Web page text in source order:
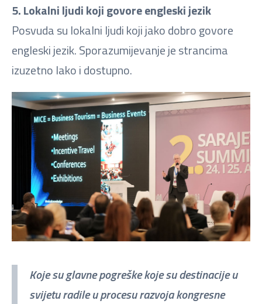
5. Lokalni ljudi koji govore engleski jezik
Posvuda su lokalni ljudi koji jako dobro govore
engleski jezik. Sporazumijevanje je strancima
izuzetno lako i dostupno.
Koje su glavne pogreške koje su destinacije u
svijetu radile u procesu razvoja kongresne